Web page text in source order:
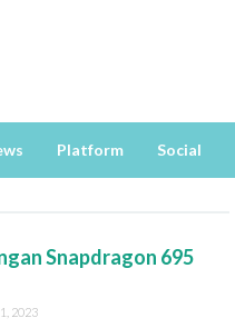
Platform Social
Snapdragon 695
2023